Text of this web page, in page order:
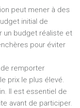
peut mener à des
initial de
un budget réaliste et
pour éviter
de remporter
prix le plus élevé.
Il est essentiel de
avant de participer.